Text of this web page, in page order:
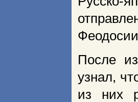
После
узнал,
из них